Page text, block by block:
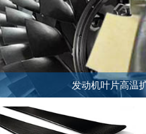
发动机叶片高温